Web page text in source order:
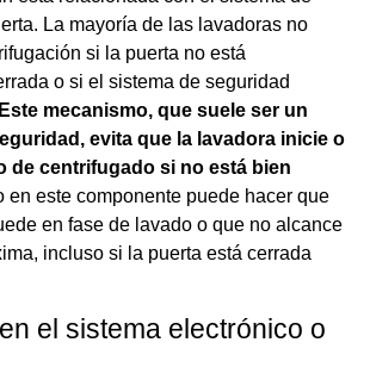
La mayoría de las lavadoras no
si la puerta no está
o si el sistema de seguridad
Este mecanismo, que suele ser un
evita que la lavadora inicie o
de centrifugado si no está bien
en este componente puede hacer que
en fase de lavado o que no alcance
incluso si la puerta está cerrada
el sistema electrónico o